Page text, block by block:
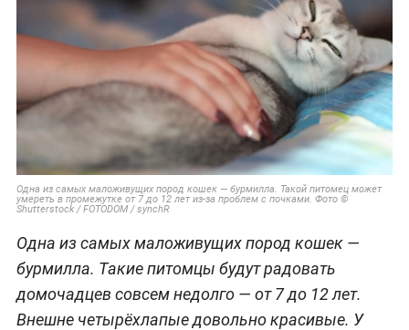
Одна из самых маложивущих пород кошек — бурмилла. Такой питомец может
умереть в промежутке от 7 до 12 лет из-за проблем с почками. Фото ©
Shutterstock / FOTODOM / synchR
Одна из самых маложивущих пород кошек —
бурмилла. Такие питомцы будут радовать
домочадцев совсем недолго — от 7 до 12 лет.
Внешне четырёхлапые довольно красивые. У